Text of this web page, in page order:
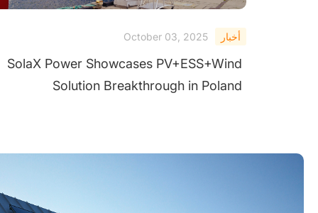
أخبار October 03, 2025
SolaX Power Showcases PV+ESS+Wind
Solution Breakthrough in Poland